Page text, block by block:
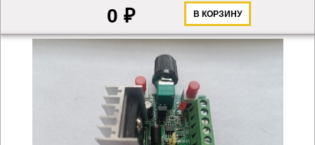
0 ₽ В КОРЗИНУ